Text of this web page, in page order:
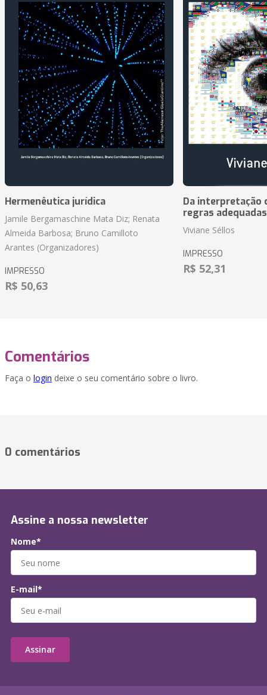
Hermenêutica jurídica
Jamile Bergamaschine Mata Diz; Renata
Almeida Barbosa; Bruno Camilloto
Arantes (Organizadores)
IMPRESSO
R$ 50,63
Da interpretação
regras
Viviane Séllos
IMPRESSO
R$ 52,31
Comentários
Faça o login deixe o seu comentário sobre o livro.
0 comentários
Assine a nossa newsletter
Nome*
E-mail*
Assinar